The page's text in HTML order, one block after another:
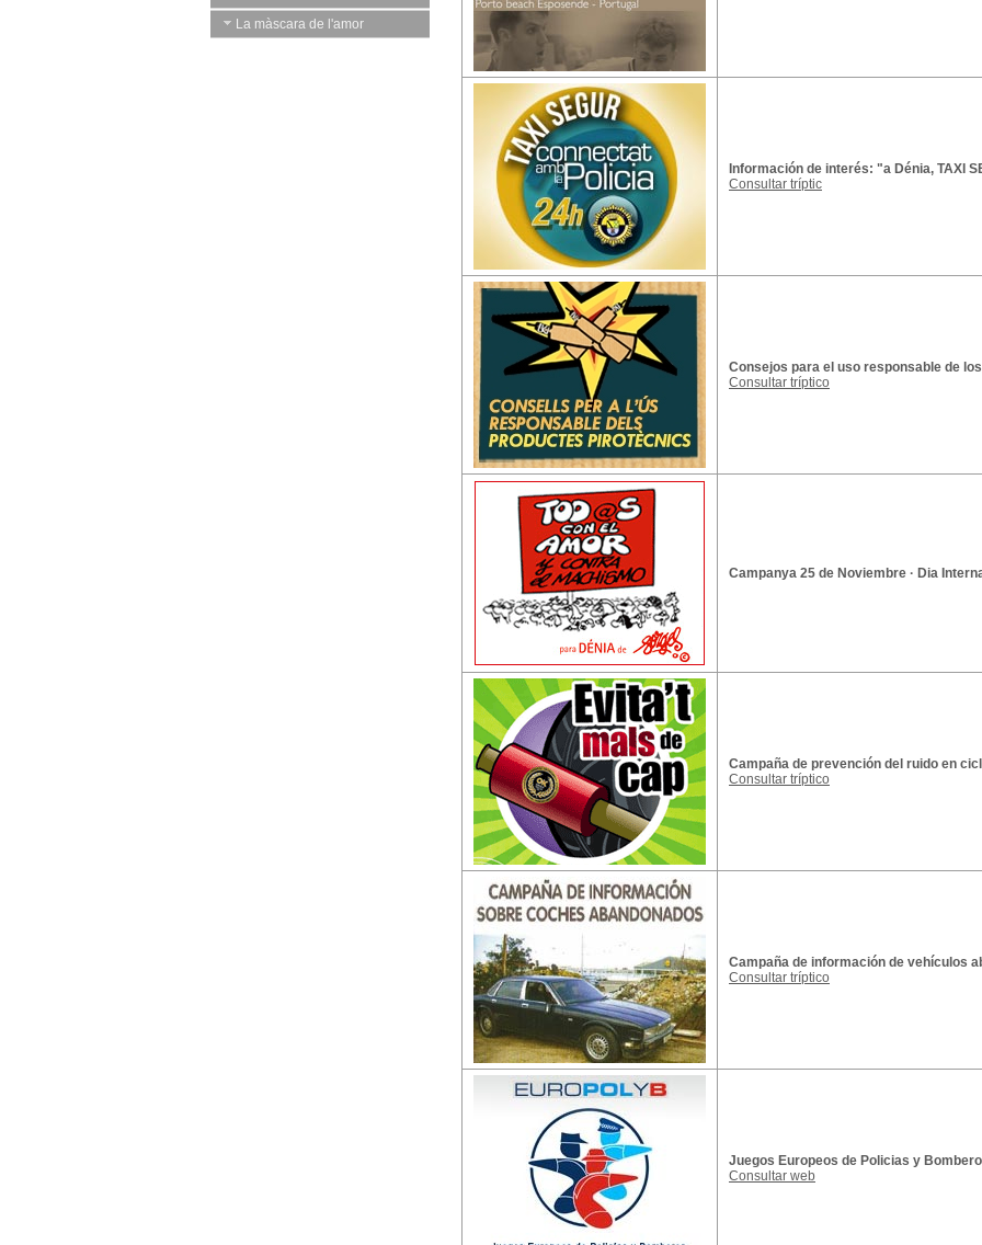
La màscara de l'amor
Información de interés: "a Dénia, TAXI
Consultar tríptic
Consejos para el uso responsable de
Consultar tríptico
Campanya 25 de Noviembre · Dia
Campaña de prevención del ruido en
Consultar tríptico
Campaña de información de vehículos
Consultar tríptico
Juegos Europeos de Policias y
Consultar web